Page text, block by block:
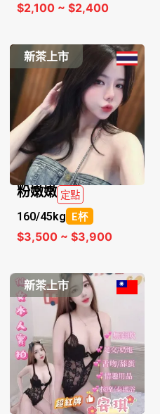
$2,100 ~ $2,400
新茶上市
粉嫩嫩 定點
160/45kg E杯
$3,500 ~ $3,900
新茶上市